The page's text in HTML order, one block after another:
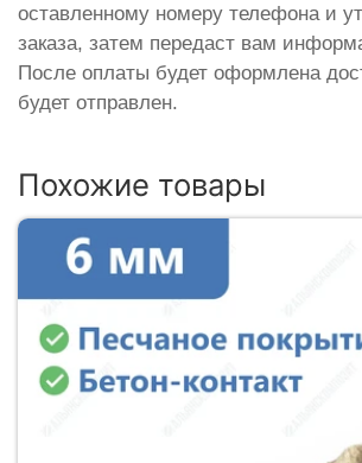
оставленному номеру телефона и
заказа, затем передаст вам
После оплаты будет оформлена
будет отправлен.
Похожие товары